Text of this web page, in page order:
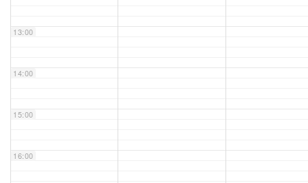
Unser Bijou
13:00
14:00
15:00
16:00